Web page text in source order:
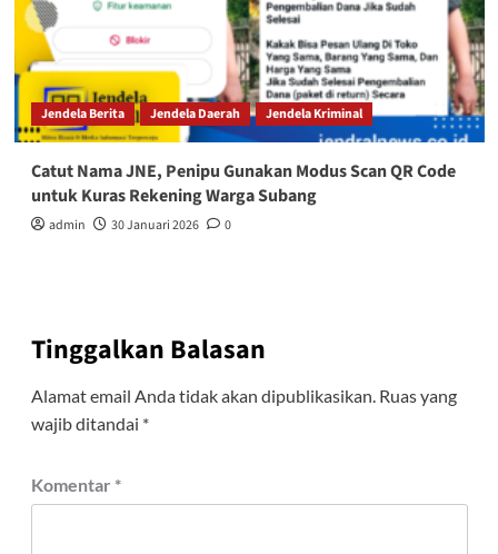
Jendela Berita Jendela Daerah Jendela Kriminal
Catut Nama JNE, Penipu Gunakan Modus Scan QR Code
untuk Kuras Rekening Warga Subang
admin 30 Januari 2026 0
Tinggalkan Balasan
Alamat email Anda tidak akan dipublikasikan. Ruas yang
wajib ditandai *
Komentar *